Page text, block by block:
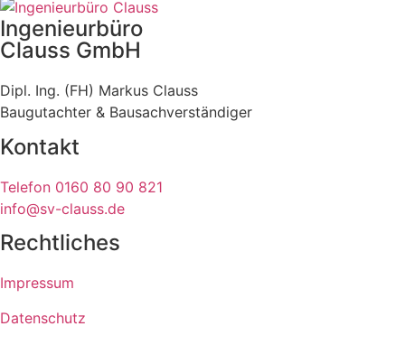
Ingenieurbüro
Clauss GmbH
Dipl. Ing. (FH) Markus Clauss
Baugutachter & Bausachverständiger
Kontakt
Telefon 0160 80 90 821
info@sv-clauss.de
Rechtliches
Impressum
Datenschutz